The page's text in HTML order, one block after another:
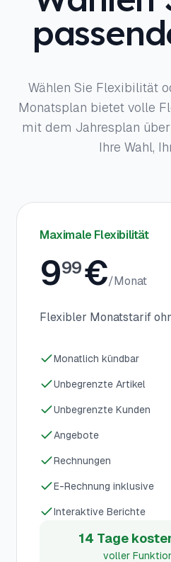
Wählen Sie Flexibilität
Monatsplan bietet volle
mit dem Jahresplan
Ihre Wahl,
Maximale Flexibilität
999 €/Monat
Flexibler Monatstarif
Monatlich kündbar
Unbegrenzte Artikel
Unbegrenzte Kunden
Angebote
Rechnungen
E-Rechnung inklusive
Interaktive Berichte
14 Tage
voller